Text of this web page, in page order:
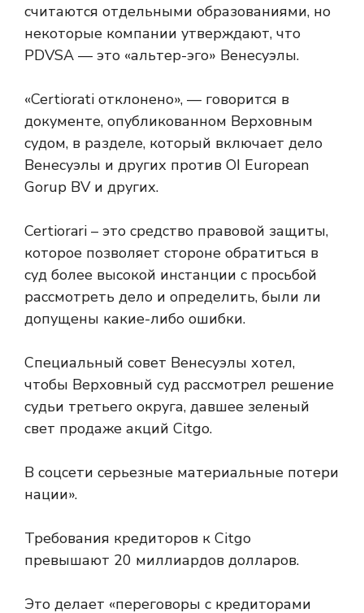
считаются отдельными образованиями, но
некоторые компании утверждают, что
PDVSA — это «альтер-эго» Венесуэлы.
«Certiorati отклонено», — говорится в
документе, опубликованном Верховным
судом, в разделе, который включает дело
Венесуэлы и других против OI European
Gorup BV и других.
Certiorari – это средство правовой защиты,
которое позволяет стороне обратиться в
суд более высокой инстанции с просьбой
рассмотреть дело и определить, были ли
допущены какие-либо ошибки.
Специальный совет Венесуэлы хотел,
чтобы Верховный суд рассмотрел решение
судьи третьего округа, давшее зеленый
свет продаже акций Citgo.
В соцсети серьезные материальные потери
нации».
Требования кредиторов к Citgo
превышают 20 миллиардов долларов.
Это делает «переговоры с кредиторами